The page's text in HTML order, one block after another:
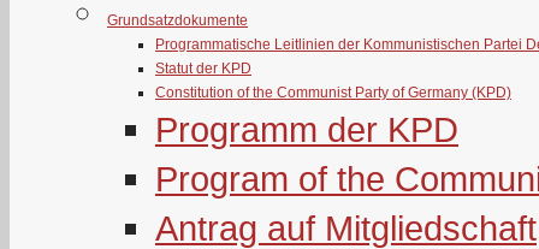
Grundsatzdokumente
Programmatische Leitlinien der Kommunistischen Partei
Statut der KPD
Constitution of the Communist Party of Germany (KPD)
Programm der KPD
Program of the
Antrag auf Mitgliedschaft